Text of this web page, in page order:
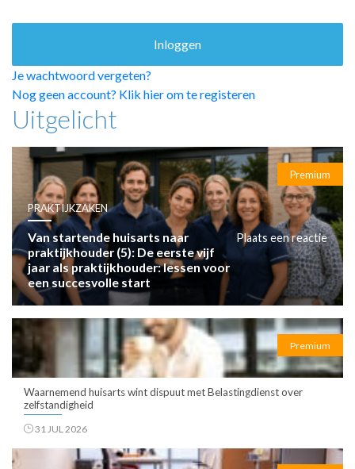
PRAKTIJKZAKEN
TARIEVEN
VPHUISARTSEN
MEDISCHE VAKHANDEL
INLOGGEN
REGISTRATIE
Je wachtwoord vergeten?
Nog geen account? Klik hier om te registeren
Uitgelicht
Premium
PRAKTIJKZAKEN
Van startende huisarts naar
praktijkhouder (5): De eerste vijf
jaar als praktijkhouder: lessen voor
een succesvolle start
Plaats een reactie
Premium
Waarnemend huisarts wint dispuut met Belastingdienst over
zelfstandigheid
31 JUL 2026